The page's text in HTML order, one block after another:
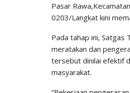
Pasar
0203/Langkat kini
Pada tahap ini, Satgas
meratakan dan
tersebut dinilai efektif
masyarakat.